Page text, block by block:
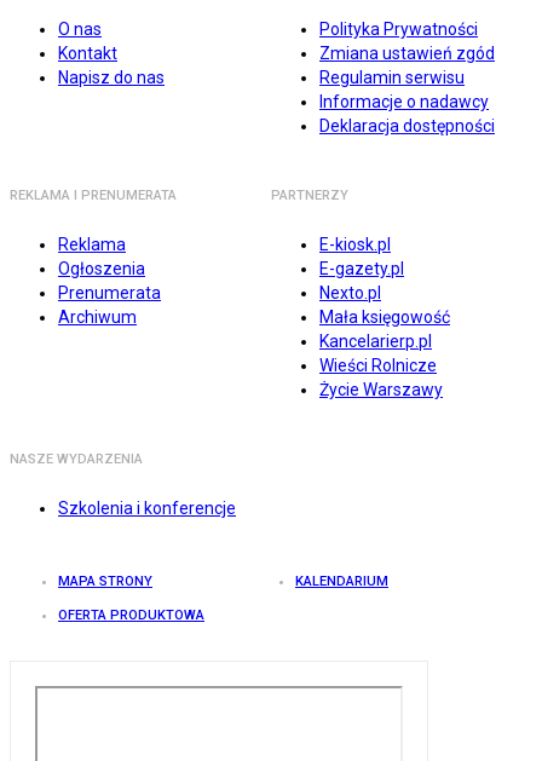
O nas
Kontakt
Napisz do nas
Polityka Prywatności
Zmiana ustawień zgód
Regulamin serwisu
Informacje o nadawcy
Deklaracja dostępności
REKLAMA I PRENUMERATA
Reklama
Ogłoszenia
Prenumerata
Archiwum
PARTNERZY
E-kiosk.pl
E-gazety.pl
Nexto.pl
Mała księgowość
Kancelarierp.pl
Wieści Rolnicze
Życie Warszawy
NASZE WYDARZENIA
Szkolenia i konferencje
MAPA STRONY KALENDARIUM
OFERTA PRODUKTOWA